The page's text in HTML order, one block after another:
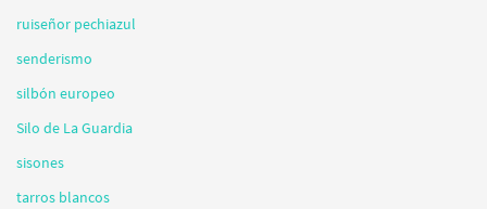
ruiseñor pechiazul
senderismo
silbón europeo
Silo de La Guardia
sisones
tarros blancos